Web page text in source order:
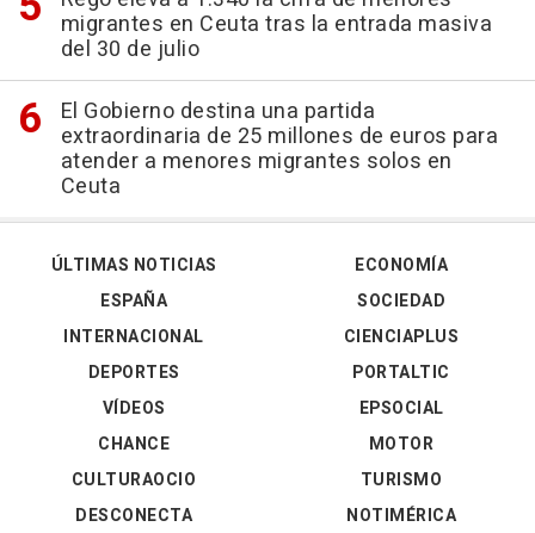
migrantes en Ceuta tras la entrada masiva
del 30 de julio
El Gobierno destina una partida
extraordinaria de 25 millones de euros para
atender a menores migrantes solos en
Ceuta
ÚLTIMAS NOTICIAS
ESPAÑA
INTERNACIONAL
DEPORTES
VÍDEOS
ECONOMÍA
SOCIEDAD
CIENCIAPLUS
PORTALTIC
EPSOCIAL
CHANCE
CULTURAOCIO
DESCONECTA
MOTOR
TURISMO
NOTIMÉRICA